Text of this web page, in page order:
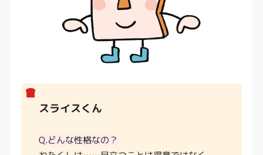
スライスくん
Q.どんな性格なの？